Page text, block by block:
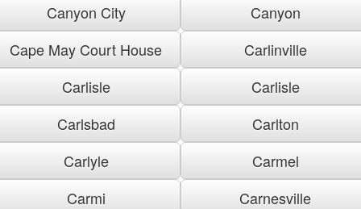
Canyon City
Canyon
Cape May Court House
Carlinville
Carlisle
Carlisle
Carlsbad
Carlton
Carlyle
Carmel
Carmi
Carnesville